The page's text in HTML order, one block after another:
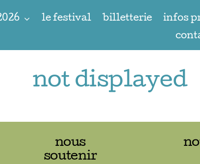
le festival billetterie infos
not displayed
nous
soutenir